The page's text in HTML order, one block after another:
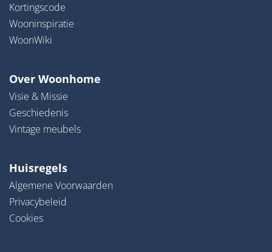
Kortingscode
Wooninspiratie
WoonWiki
Over Woonhome
Visie & Missie
Geschiedenis
Vintage meubels
Huisregels
Algemene Voorwaarden
Privacybeleid
Cookies